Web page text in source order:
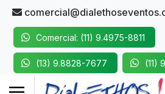
Comercial: (11) 9.4975-8811
(13) 9.8828-7677 (11)